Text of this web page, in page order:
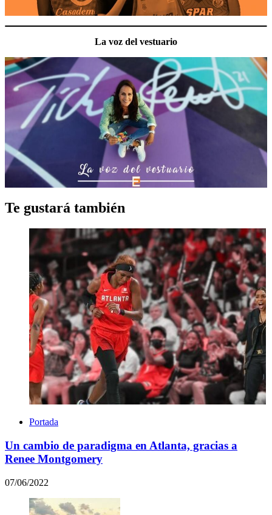
La voz del vestuario
Te gustará también
Portada
Un cambio de paradigma en Atlanta, gracias a
Renee Montgomery
07/06/2022